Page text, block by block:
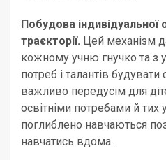
Побудова індивідуальної
траєкторії. Цей механізм
кожному учню гнучко та з
потреб і талантів
важливо передусім для
освітніми потребами й тих
поглиблено навчаються
навчатись вдома.